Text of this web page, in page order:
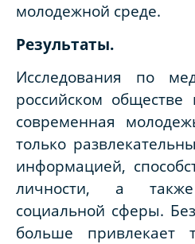
молодежной среде.
Результаты.
Исследования по
российском обществе
современная
только
информацией,
личности, а
социальной сферы.
больше привлекает